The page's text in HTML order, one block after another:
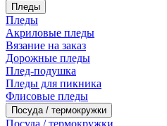
Пледы
Пледы
Акриловые пледы
Вязание на заказ
Дорожные пледы
Плед-подушка
Пледы для пикника
Флисовые пледы
Посуда / термокружки
Посуда / термокружки